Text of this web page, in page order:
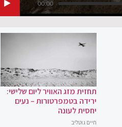
00:00
תחזית מזג האוויר ליום שלישי:
ירידה בטמפרטורות – נעים
יחסית לעונה
חיים גוטליב